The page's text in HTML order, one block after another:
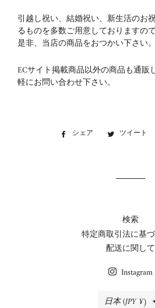
引越し祝い、結婚祝い、新生活のお
るものを多数ご用意しておりますの
是非、当店の商品をおつかい下さい。
ECサイト掲載商品以外の商品も通販
軽にお問い合わせ下さい。
シェア
Facebookツイート
検索
特定商取引法に基
配送に関して
Instagram
国/
日本 (JPY ¥)